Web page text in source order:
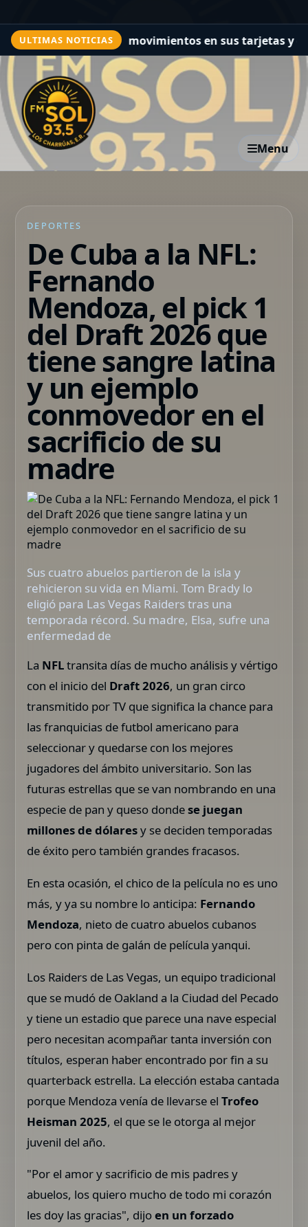
ULTIMAS NOTICIAS
movimientos en sus tarjetas y creen que fue víctima
Menu
DEPORTES
De Cuba a la NFL:
Fernando
Mendoza, el pick 1
del Draft 2026 que
tiene sangre latina
y un ejemplo
conmovedor en el
sacrificio de su
madre
Sus cuatro abuelos partieron de la isla y
rehicieron su vida en Miami. Tom Brady lo
eligió para Las Vegas Raiders tras una
temporada récord. Su madre, Elsa, sufre una
enfermedad de
La NFLtransita días de mucho análisis y vértigo
con el inicio del Draft 2026, un gran circo
transmitido por TV que significa la chance para
las franquicias de futbol americano para
seleccionar y quedarse con los mejores
jugadores del ámbito universitario. Son las
futuras estrellas que se van nombrando en una
especie de pan y queso dondese juegan
millones de dólaresy se deciden temporadas
de éxito pero también grandes fracasos.
En esta ocasión, el chico de la película no es uno
más, y ya su nombre lo anticipa: Fernando
Mendoza, nieto de cuatro abuelos cubanos
pero con pinta de galán de película yanqui.
Los Raiders de Las Vegas, un equipo tradicional
que se mudó de Oakland a la Ciudad del Pecado
y tiene un estadio que parece una nave especial
pero necesitan acompañar tanta inversión con
títulos, esperan haber encontrado por fin a su
quarterback estrella. La elección estaba cantada
porque Mendoza venía de llevarse el Trofeo
Heisman 2025, el que se le otorga al mejor
juvenil del año.
"Por el amor y sacrificio de mis padres y
abuelos, los quiero mucho de todo mi corazón
les doy las gracias", dijoen un forzado